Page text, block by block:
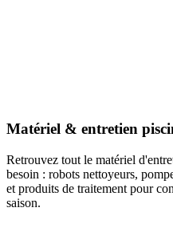
Matériel & entretien
Retrouvez tout le matériel
besoin : robots nettoyeurs,
et produits de traitement pour
saison.